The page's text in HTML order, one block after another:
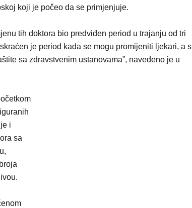
koji je počeo da se primjenjuje.
tih doktora bio predviđen period u trajanju od tri
je period kada se mogu promijeniti ljekari, a s
sa zdravstvenim ustanovama”, navedeno je u
i
sa